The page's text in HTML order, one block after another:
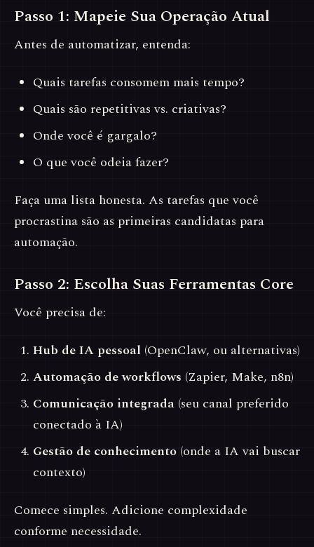
Passo 1: Mapeie Sua Operação Atual
Antes de automatizar, entenda:
Quais tarefas consomem mais tempo?
Quais são repetitivas vs. criativas?
Onde você é gargalo?
O que você odeia fazer?
Faça uma lista honesta. As tarefas que você
procrastina são as primeiras candidatas para
automação.
Passo 2: Escolha Suas Ferramentas Core
Você precisa de:
Hub de IA pessoal (OpenClaw, ou alternativas)
Automação de workflows (Zapier, Make, n8n)
Comunicação integrada (seu canal preferido
conectado à IA)
Gestão de conhecimento (onde a IA vai buscar
contexto)
Comece simples. Adicione complexidade
conforme necessidade.